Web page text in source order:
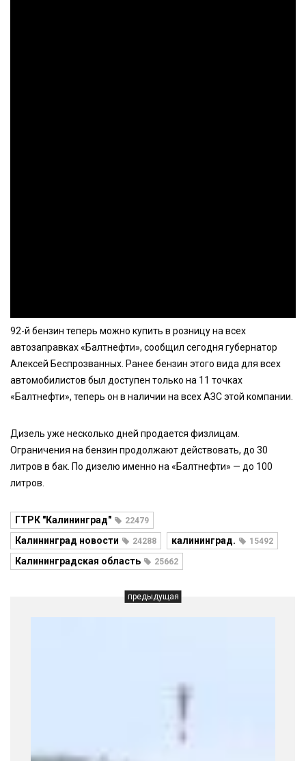
92-й бензин теперь можно купить в розницу на всех
автозаправках «Балтнефти», сообщил сегодня губернатор
Алексей Беспрозванных. Ранее бензин этого вида для всех
автомобилистов был доступен только на 11 точках
«Балтнефти», теперь он в наличии на всех АЗС этой компании.
Дизель уже несколько дней продается физлицам.
Ограничения на бензин продолжают действовать, до 30
литров в бак. По дизелю именно на «Балтнефти» — до 100
литров.
ГТРК "Калининград" 22479
Калининград новости 24288 калининград. 15492
Калининградская область 25662
предыдущая